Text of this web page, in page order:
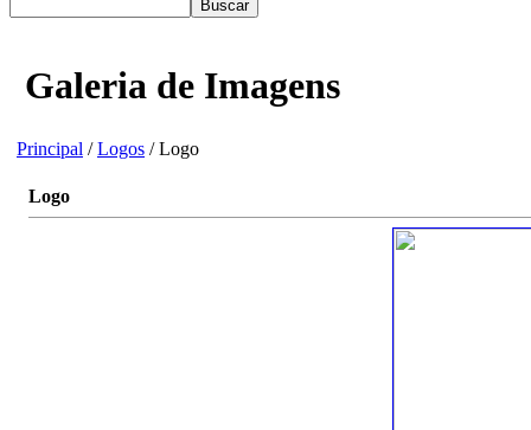
Galeria de Imagens
Principal /Logos / Logo
Logo